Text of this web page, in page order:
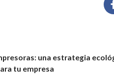
una estrategia
tu empresa